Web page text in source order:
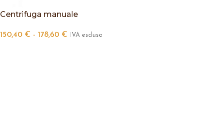
Centrifuga manuale
150,40 € - 178,60 € IVA esclusa